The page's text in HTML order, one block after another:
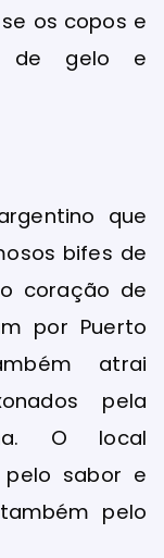
os copos e
de gelo e
que
bifes de
coração de
por Puerto
atrai
pela
O local
sabor e
pelo